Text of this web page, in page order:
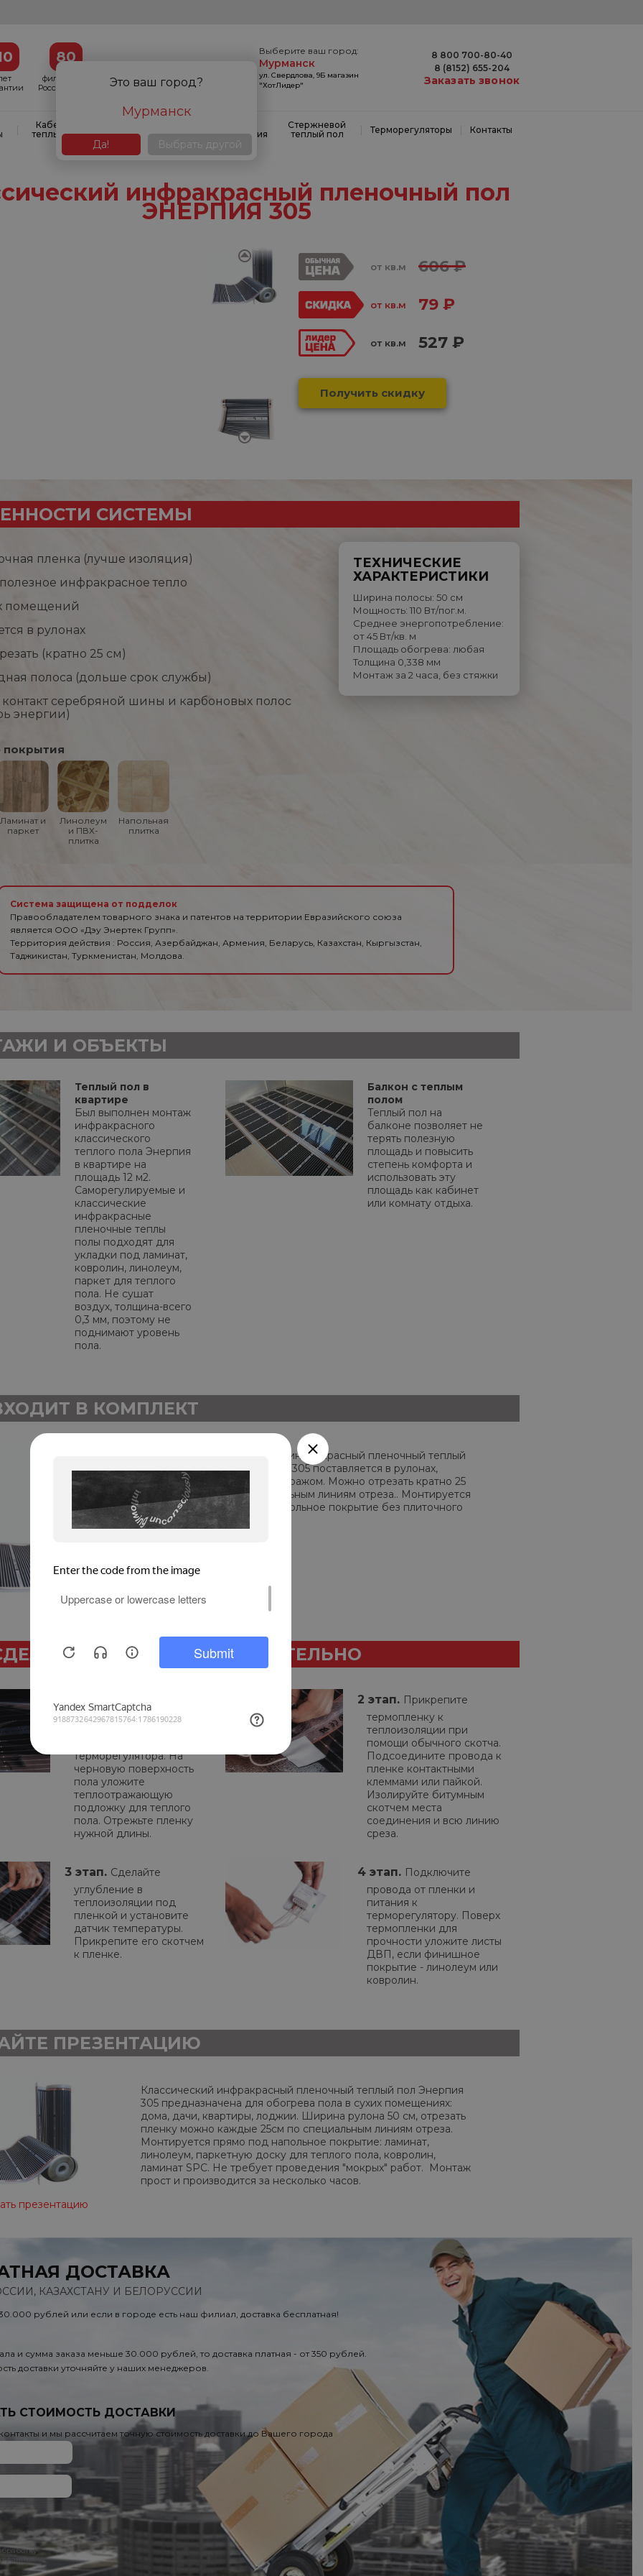
80
филиалов в
России и СНГ
Выберите ваш город:
Мурманск
ул. Свердлова, 9Б магазин
"ХотЛидер"
8 800 700-80-40
8 (8152) 655-204
Заказать звонок
Кабельные
теплые полы
маты
антиобледенения
Стержневой
теплый пол
Терморегуляторы Контакты
инфракрасный пленочный пол
ЭНЕРПИЯ 305
от кв.м 606 ₽
от кв.м 79 ₽
от кв.м 527 ₽
Получить скидку
СИСТЕМЫ
пленка (лучше изоляция)
инфракрасное тепло
помещений
в рулонах
(кратно 25 см)
полоса (дольше срок службы)
серебряной шины и карбоновых полос
энергии)
покрытия
Ламинат и
паркет
Линолеум
и ПВХ-
плитка
Напольная
плитка
ТЕХНИЧЕСКИЕ
ХАРАКТЕРИСТИКИ
Ширина полосы: 50 см
Мощность: 110 Вт/пог.м.
Среднее энергопотребление:
от 45 Вт/кв. м
Площадь обогрева: любая
Толщина 0,338 мм
Монтаж за 2 часа, без стяжки
Система защищена от подделок
Правообладателем товарного знака и патентов на территории Евразийского союза
является ООО «Дэу Энертек Групп».
Территория действия : Россия, Азербайджан, Армения, Беларусь, Казахстан, Кыргызстан,
Таджикистан, Туркменистан, Молдова.
И ОБЪЕКТЫ
Теплый пол в
квартире
Был выполнен монтаж
инфракрасного
классического
теплого пола Энерпия
в квартире на
площадь 12 м2.
Саморегулируемые и
классические
инфракрасные
пленочные теплы
полы подходят для
укладки под ламинат,
ковролин, линолеум,
паркет для теплого
пола. Не сушат
воздух, толщина-всего
0,3 мм, поэтому не
поднимают уровень
пола.
Балкон с теплым
полом
Теплый пол на
балконе позволяет не
терять полезную
площадь и повысить
степень комфорта и
использовать эту
площадь как кабинет
или комнату отдыха.
В КОМПЛЕКТ
Классический инфракрасный пленочный теплый
пол ЭНЕРПИЯ 305 поставляется в рулонах,
продается метражом. Можно отрезать кратно 25
см. по специальным линиям отреза.. Монтируется
прямо под напольное покрытие без плиточного
клея и стяжки
МОНТАЖ САМОСТОЯТЕЛЬНО
расположения пленки и
терморегулятора. На
черновую поверхность
пола уложите
теплоотражающую
подложку для теплого
пола. Отрежьте пленку
нужной длины.
2 этап. Прикрепите
термопленку к
теплоизоляции при
помощи обычного скотча.
Подсоедините провода к
пленке контактными
клеммами или пайкой.
Изолируйте битумным
скотчем места
соединения и всю линию
среза.
3 этап. Сделайте
углубление в
теплоизоляции под
пленкой и установите
датчик температуры.
Прикрепите его скотчем
к пленке.
4 этап. Подключите
провода от пленки и
питания к
терморегулятору. Поверх
термопленки для
прочности уложите листы
ДВП, если финишное
покрытие - линолеум или
ковролин.
ПРЕЗЕНТАЦИЮ
презентацию
Классический инфракрасный пленочный теплый пол Энерпия
305 предназначена для обогрева пола в сухих помещениях:
дома, дачи, квартиры, лоджии. Ширина рулона 50 см, отрезать
пленку можно каждые 25см по специальным линиям отреза.
Монтируется прямо под напольное покрытие: ламинат,
линолеум, паркетную доску для теплого пола, ковролин,
ламинат SPC. Не требует проведения "мокрых" работ. Монтаж
прост и производится за несколько часов.
ДОСТАВКА
КАЗАХСТАНУ И БЕЛОРУССИИ
рублей или если в городе есть наш филиал, доставка бесплатная!
и сумма заказа меньше 30.000 рублей, то доставка платная - от 350 рублей.
доставки уточняйте у наших менеджеров.
СТОИМОСТЬ ДОСТАВКИ
и мы рассчитаем точную стоимость доставки до Вашего города
данных
Это ваш город?
Мурманск
Да! Выбрать другой